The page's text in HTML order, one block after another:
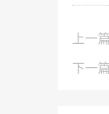
上一篇
下一篇